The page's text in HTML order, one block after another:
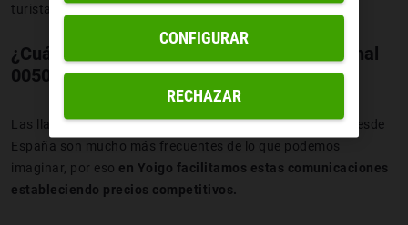
turistas que visitan la República de Panamá.
¿Cuánto cuesta llamar al prefijo internacional
00507 desde Yoigo?
Las llamadas que se realizan a la República de Panamá desde
España son mucho más frecuentes de lo que podemos
imaginar, por eso en Yoigo facilitamos estas comunicaciones
estableciendo precios competitivos.
RECHAZAR
CONFIGURAR